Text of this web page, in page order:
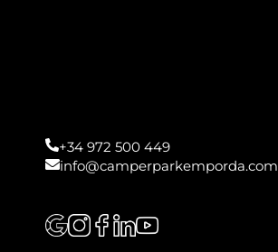
+34 972 500 449
info@camperparkemporda.com